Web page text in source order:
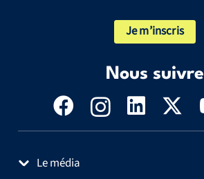
Je m’inscris
Nous suivre
Le média